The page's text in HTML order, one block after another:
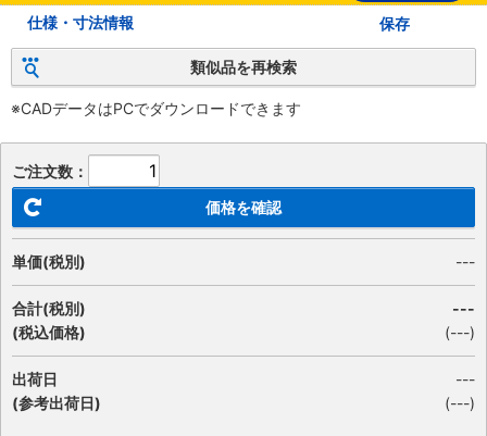
仕様・寸法情報 保存
類似品を再検索
※CADデータはPCでダウンロードできます
ご注文数：
価格を確認
単価(税別) ---
合計(税別)
(税込価格)
---
(---)
出荷日
(参考出荷日)
---
(---)